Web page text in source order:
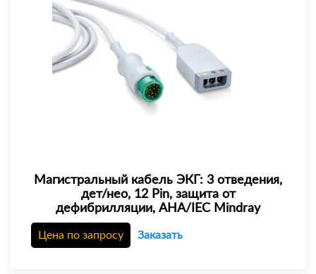
Магистральный кабель ЭКГ: 3 отведения,
дет/нео, 12 Pin, защита от
дефибрилляции, AHA/IEC Mindray
Цена по запросу Заказать